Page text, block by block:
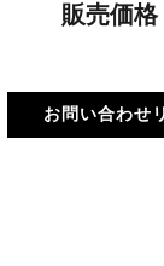
販売価格